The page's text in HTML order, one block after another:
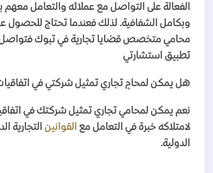
الفعالة على التواصل مع عملائه والتعامل معهم
وبكامل الشفافية. لذلك فعندما تحتاج للحصول
محامي متخصص قضايا تجارية في تبوك فتواصل
تطبيق استشارتي
هل يمكن لمحامٍ تجاري تمثيل شركتي في
نعم يمكن لمحامي تجاري تمثيل شركتك في
لامتلاكه خبرة في التعامل مع القوانين التجارية
الدولية.